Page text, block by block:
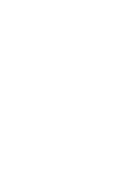
temporanea
organizzative e
percorsi di
per i
ore di formazione,
e
Nuove